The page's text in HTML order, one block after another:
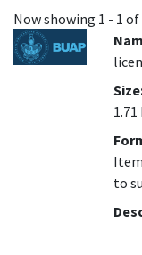
Now showing 1 - 1 of
1.71
to